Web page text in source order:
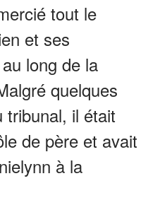
tout le
et ses
long de la
quelques
tribunal, il était
de père et avait
à la